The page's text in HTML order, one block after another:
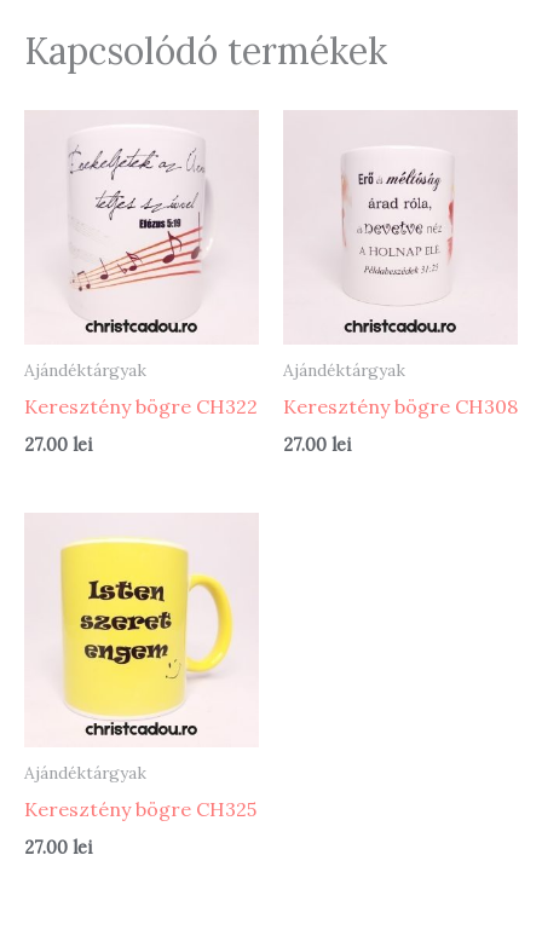
Kapcsolódó termékek
Ajándéktárgyak
Keresztény bögre CH322
27.00 lei
Ajándéktárgyak
Keresztény bögre CH308
27.00 lei
Ajándéktárgyak
Keresztény bögre CH325
27.00 lei